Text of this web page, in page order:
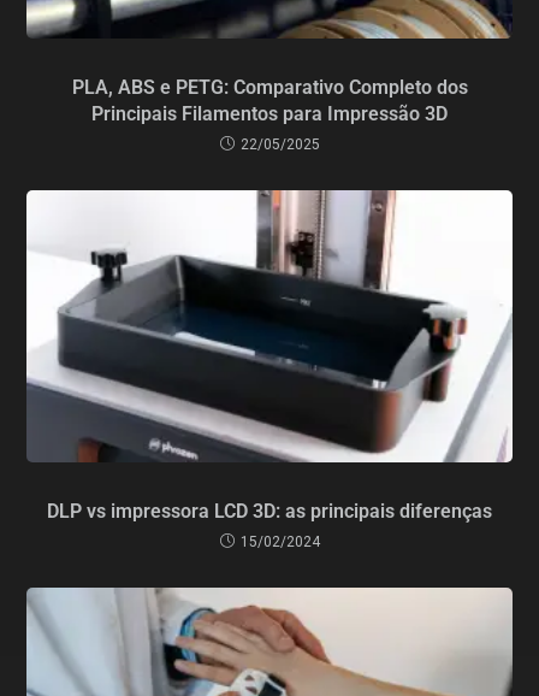
PLA, ABS e PETG: Comparativo Completo dos
Principais Filamentos para Impressão 3D
22/05/2025
DLP vs impressora LCD 3D: as principais diferenças
15/02/2024